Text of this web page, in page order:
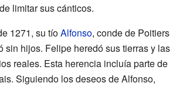
limitar sus cánticos.
1271, su tíoAlfonso, conde de Poitiers
sin hijos. Felipe heredó sus tierras y las
reales. Esta herencia incluía parte de
Siguiendo los deseos de Alfonso,